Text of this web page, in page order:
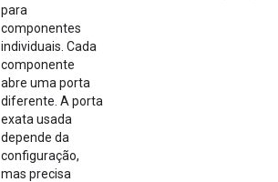
para
componentes
individuais. Cada
componente
abre uma porta
diferente. A porta
exata usada
depende da
configuração,
mas precisa